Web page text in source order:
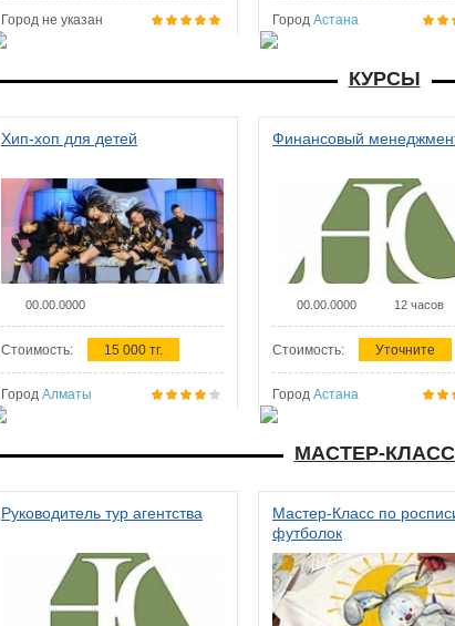
Город не указан Город Астана
КУРСЫ
Хип-хоп для детей
00.00.0000
Стоимость: 15 000 тг.
Город Алматы
Финансовый
00.00.0000 12 часов
Стоимость: Уточните
Город Астана
МАСТЕР-
Руководитель тур агентства
Мастер-Класс по
футболок